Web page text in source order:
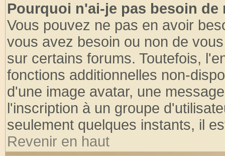
Pourquoi n'ai-je pas besoin de
Vous pouvez ne pas en avoir
vous avez besoin ou non de
sur certains forums. Toutefois,
fonctions additionnelles non-
d'une image avatar, une
l'inscription à un groupe
seulement quelques instants, il
Revenir en haut